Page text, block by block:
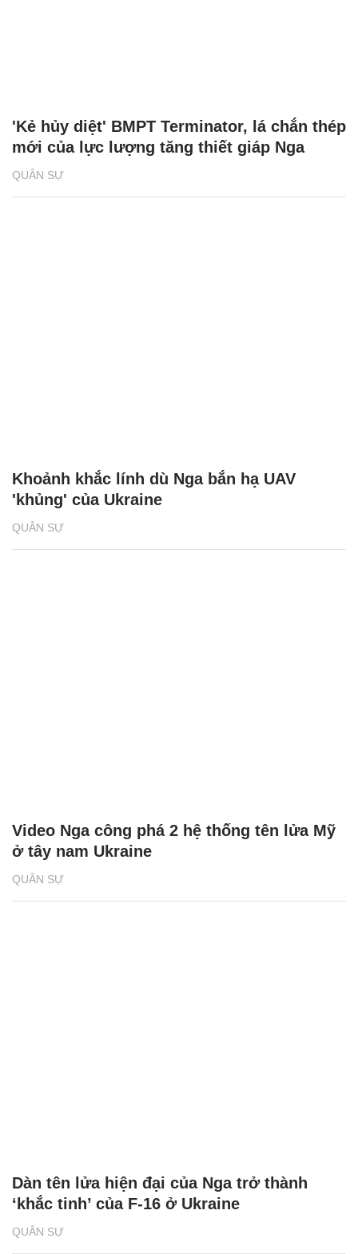
QUÂN SỰ
'Kẻ hủy diệt' BMPT Terminator, lá chắn thép
mới của lực lượng tăng thiết giáp Nga
QUÂN SỰ
Khoảnh khắc lính dù Nga bắn hạ UAV
'khủng' của Ukraine
QUÂN SỰ
Video Nga công phá 2 hệ thống tên lửa Mỹ
ở tây nam Ukraine
QUÂN SỰ
Dàn tên lửa hiện đại của Nga trở thành
‘khắc tinh’ của F-16 ở Ukraine